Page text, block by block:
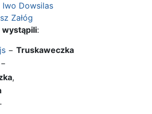
Iwo Dowsilas
Załóg
wystąpili:
− Truskaweczka
−
,